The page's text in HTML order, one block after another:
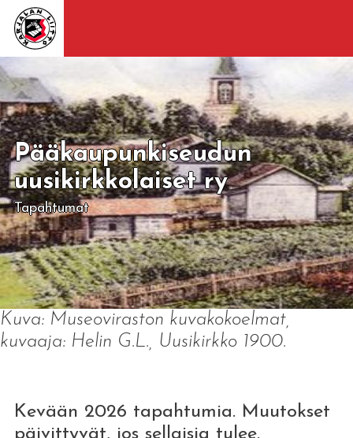
Pääkaupunkiseudun
uusikirkkolaiset ry
Tapahtumat
Kuva: Museoviraston kuvakokoelmat,
kuvaaja: Helin G.L., Uusikirkko 1900.
Kevään 2026 tapahtumia. Muutokset
päivittyvät, jos sellaisia tulee.